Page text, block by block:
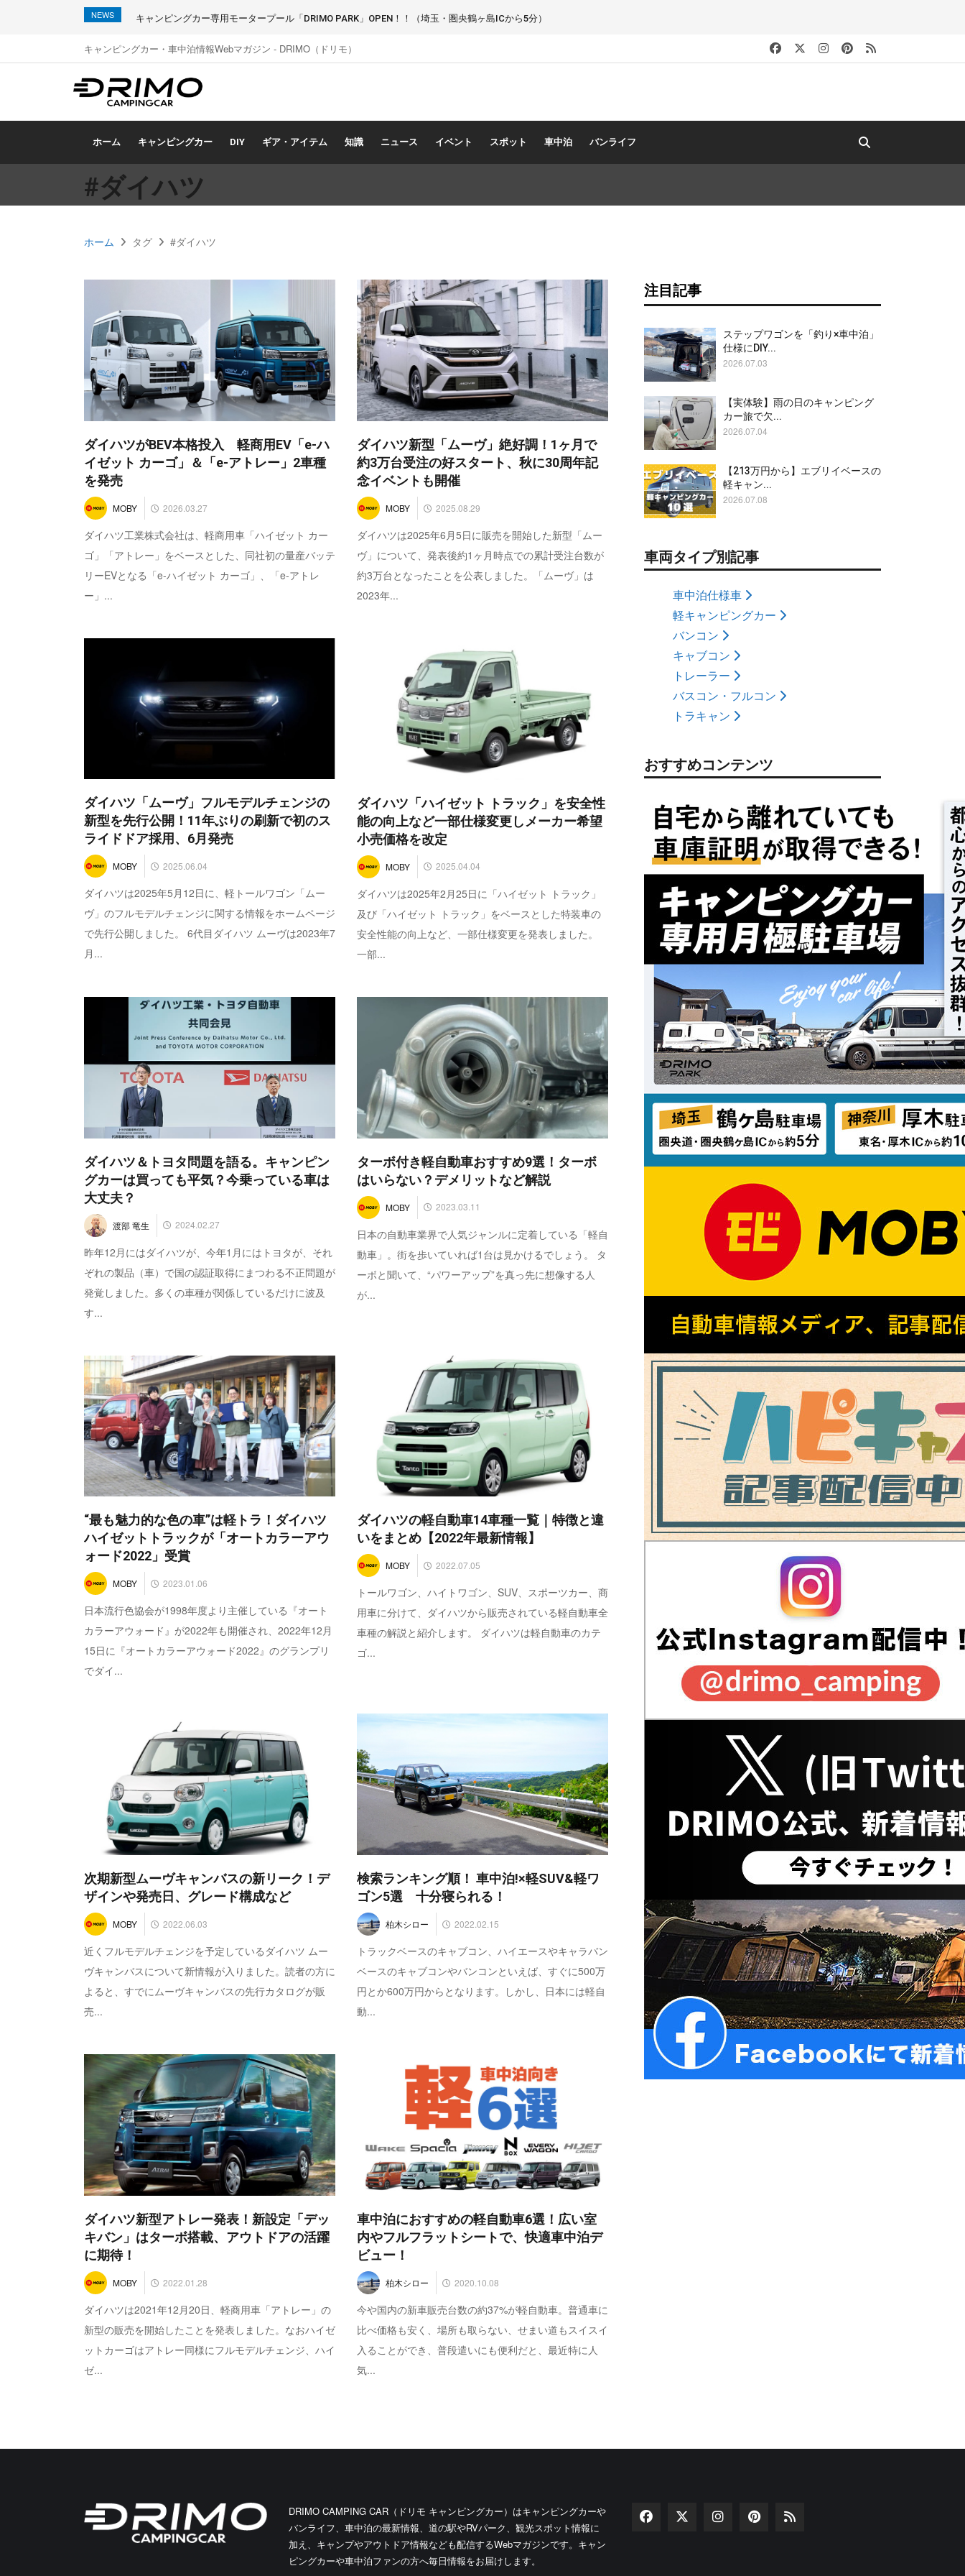
NEWS キャンピングカー専用モータープール「DRIMO PARK」OPEN！！（埼玉・圏央鶴ヶ島ICから5分）
キャンピングカー・車中泊情報Webマガジン - DRIMO（ドリモ）
ホーム キャンピングカー DIY ギア・アイテム 知識 ニュース イベント スポット 車中泊 バンライフ
#ダイハツ
ホーム タグ #ダイハツ
ダイハツがBEV本格投入 軽商用EV「e-ハ
イゼット カーゴ」＆「e-アトレー」2車種
を発売
MOBY 2026.03.27
ダイハツ工業株式会社は、軽商用車「ハイゼット カー
ゴ」「アトレー」をベースとした、同社初の量産バッテ
リーEVとなる「e-ハイゼット カーゴ」、「e-アトレ
ー」...
ダイハツ新型「ムーヴ」絶好調！1ヶ月で
約3万台受注の好スタート、秋に30周年記
念イベントも開催
MOBY 2025.08.29
ダイハツは2025年6月5日に販売を開始した新型「ムー
ヴ」について、発表後約1ヶ月時点での累計受注台数が
約3万台となったことを公表しました。「ムーヴ」は
2023年...
ダイハツ「ムーヴ」フルモデルチェンジの
新型を先行公開！11年ぶりの刷新で初のス
ライドドア採用、6月発売
MOBY 2025.06.04
ダイハツは2025年5月12日に、軽トールワゴン「ムー
ヴ」のフルモデルチェンジに関する情報をホームページ
で先行公開しました。 6代目ダイハツ ムーヴは2023年7
月...
ダイハツ「ハイゼット トラック」を安全性
能の向上など一部仕様変更しメーカー希望
小売価格を改定
MOBY 2025.04.04
ダイハツは2025年2月25日に「ハイゼット トラック」
及び「ハイゼット トラック」をベースとした特装車の
安全性能の向上など、一部仕様変更を発表しました。
一部...
ダイハツ＆トヨタ問題を語る。キャンピン
グカーは買っても平気？今乗っている車は
大丈夫？
渡部 竜生 2024.02.27
昨年12月にはダイハツが、今年1月にはトヨタが、それ
ぞれの製品（車）で国の認証取得にまつわる不正問題が
発覚しました。多くの車種が関係しているだけに波及
す...
ターボ付き軽自動車おすすめ9選！ターボ
はいらない？デメリットなど解説
MOBY 2023.03.11
日本の自動車業界で人気ジャンルに定着している「軽自
動車」。街を歩いていれば1台は見かけるでしょう。 タ
ーボと聞いて、“パワーアップ”を真っ先に想像する人
が...
“最も魅力的な色の車”は軽トラ！ダイハツ
ハイゼットトラックが「オートカラーアウ
ォード2022」受賞
MOBY 2023.01.06
日本流行色協会が1998年度より主催している『オート
カラーアウォード』が2022年も開催され、2022年12月
15日に『オートカラーアウォード2022』のグランプリ
でダイ...
ダイハツの軽自動車14車種一覧｜特徴と違
いをまとめ【2022年最新情報】
MOBY 2022.07.05
トールワゴン、ハイトワゴン、SUV、スポーツカー、商
用車に分けて、ダイハツから販売されている軽自動車全
車種の解説と紹介します。 ダイハツは軽自動車のカテ
ゴ...
次期新型ムーヴキャンバスの新リーク！デ
ザインや発売日、グレード構成など
MOBY 2022.06.03
近くフルモデルチェンジを予定しているダイハツ ムー
ヴキャンバスについて新情報が入りました。読者の方に
よると、すでにムーヴキャンバスの先行カタログが販
売...
検索ランキング順！ 車中泊!×軽SUV&軽ワ
ゴン5選 十分寝られる！
柏木シロー 2022.02.15
トラックベースのキャブコン、ハイエースやキャラバン
ベースのキャブコンやバンコンといえば、すぐに500万
円とか600万円からとなります。しかし、日本には軽自
動...
ダイハツ新型アトレー発表！新設定「デッ
キバン」はターボ搭載、アウトドアの活躍
に期待！
MOBY 2022.01.28
ダイハツは2021年12月20日、軽商用車「アトレー」の
新型の販売を開始したことを発表しました。なおハイゼ
ットカーゴはアトレー同様にフルモデルチェンジ、ハイ
ゼ...
車中泊におすすめの軽自動車6選！広い室
内やフルフラットシートで、快適車中泊デ
ビュー！
柏木シロー 2020.10.08
今や国内の新車販売台数の約37%が軽自動車。普通車に
比べ価格も安く、場所も取らない、せまい道もスイスイ
入ることができ、普段遣いにも便利だと、最近特に人
気...
注目記事
ステップワゴンを「釣り×車中泊」
仕様にDIY...
2026.07.03
【実体験】雨の日のキャンピング
カー旅で欠...
2026.07.04
【213万円から】エブリイベースの
軽キャン...
2026.07.08
車両タイプ別記事
車中泊仕様車
軽キャンピングカー
バンコン
キャブコン
トレーラー
バスコン・フルコン
トラキャン
おすすめコンテンツ
DRIMO CAMPING CAR（ドリモ キャンピングカー）はキャンピングカーや
バンライフ、車中泊の最新情報、道の駅やRVパーク、観光スポット情報に
加え、キャンプやアウトドア情報なども配信するWebマガジンです。キャン
ピングカーや車中泊ファンの方へ毎日情報をお届けします。